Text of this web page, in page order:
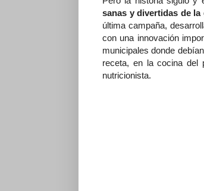
sanas y divertidas de la
última campaña,
con una innovación
municipales donde
receta, en la cocina del
nutricionista.